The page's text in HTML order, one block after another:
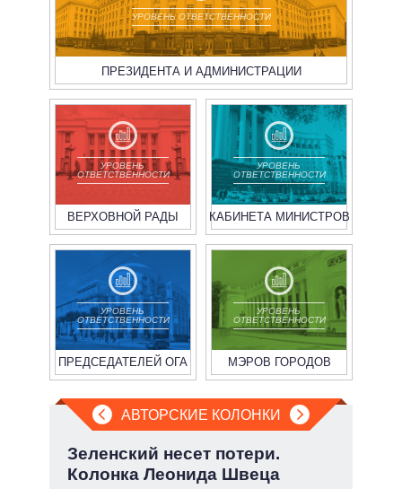
УРОВЕНЬ ОТВЕТСТВЕННОСТИ
ПРЕЗИДЕНТА И АДМИНИСТРАЦИИ
УРОВЕНЬ
ОТВЕТСТВЕННОСТИ
ВЕРХОВНОЙ РАДЫ
УРОВЕНЬ
ОТВЕТСТВЕННОСТИ
КАБИНЕТА МИНИСТРОВ
УРОВЕНЬ
ОТВЕТСТВЕННОСТИ
ПРЕДСЕДАТЕЛЕЙ ОГА
УРОВЕНЬ
ОТВЕТСТВЕННОСТИ
МЭРОВ ГОРОДОВ
АВТОРСКИЕ КОЛОНКИ
Зеленский несет потери.
Колонка Леонида Швеца